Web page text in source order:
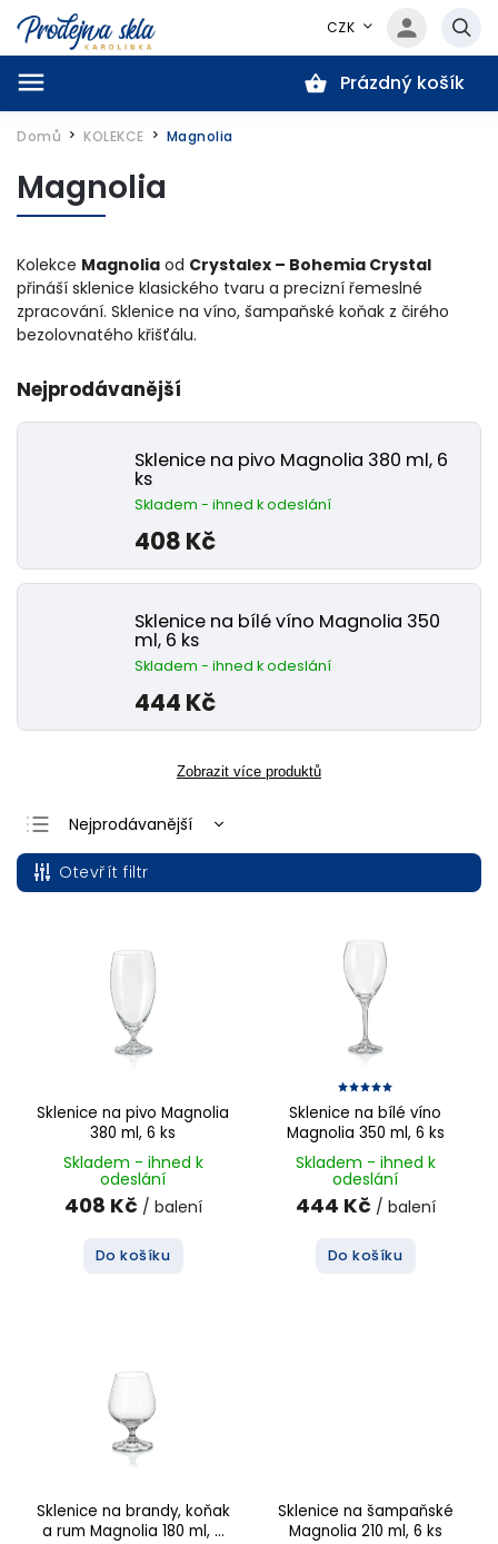
CZK
Prázdný košík
Domů / KOLEKCE / Magnolia
Magnolia
Kolekce Magnolia od Crystalex – Bohemia Crystal
přináší sklenice klasického tvaru a precizní řemeslné
zpracování. Sklenice na víno, šampaňské koňak z čirého
bezolovnatého křišťálu.
Nejprodávanější
Sklenice na pivo Magnolia 380 ml, 6
ks
Skladem - ihned k odeslání
408 Kč
Sklenice na bílé víno Magnolia 350
ml, 6 ks
Skladem - ihned k odeslání
444 Kč
Zobrazit více produktů
Nejprodávanější
Nejlevnější
Nejdražší
Otevřít filtr
Sklenice na pivo Magnolia
380 ml, 6 ks
Skladem - ihned k
odeslání
408 Kč / balení
Do košíku
Sklenice na bílé víno
Magnolia 350 ml, 6 ks
Skladem - ihned k
odeslání
444 Kč / balení
Do košíku
Sklenice na brandy, koňak
a rum Magnolia 180 ml, 6
Sklenice na šampaňské
Magnolia 210 ml, 6 ks